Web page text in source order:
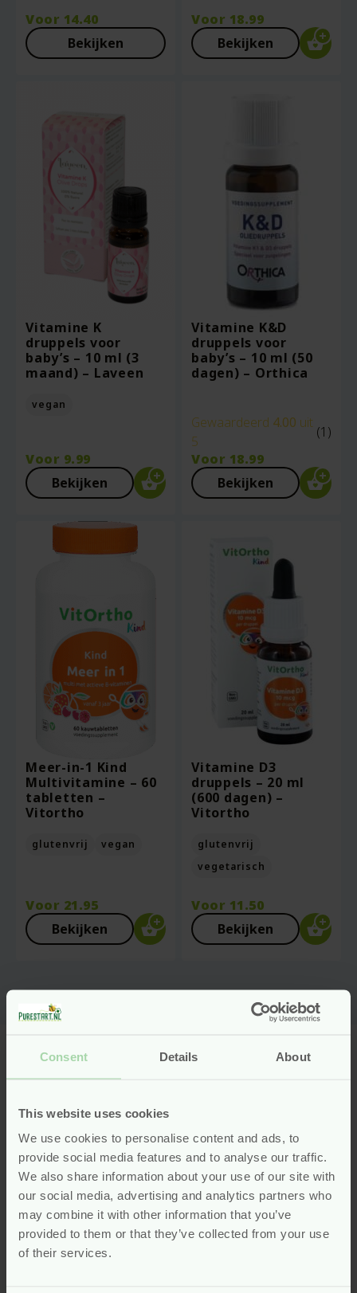
Consent Details About
This website uses cookies
We use cookies to personalise content and ads, to
provide social media features and to analyse our traffic.
We also share information about your use of our site with
our social media, advertising and analytics partners who
may combine it with other information that you’ve
provided to them or that they’ve collected from your use
of their services.
Voor 14.40
Bekijken
Voor 18.99
Bekijken
Vitamine K
druppels voor
baby’s – 10 ml (3
maand) – Laveen
vegan
Voor 9.99
Bekijken
Vitamine K&D
druppels voor
baby’s – 10 ml (50
dagen) – Orthica
Gewaardeerd 4.00 uit
5
(1)
Voor 18.99
Bekijken
Meer-in-1 Kind
Multivitamine – 60
tabletten –
Vitortho
glutenvrij vegan
Voor 21.95
Bekijken
Vitamine D3
druppels – 20 ml
(600 dagen) –
Vitortho
glutenvrij
vegetarisch
Voor 11.50
Bekijken
Natuurlijke vitamines en
kind
Geef je kindje een gezonde start met onze
natuurlijke
vitamines
, speciaal samengesteld voor baby’s en
kinderen. Deze supplementen bevatten zorgvuldig
geselecteerde, pure ingrediënten zonder kunstmatige
toevoegingen zoals synthetische kleur-, geur- en
smaakstoffen. Of het nu gaat om
omega-3